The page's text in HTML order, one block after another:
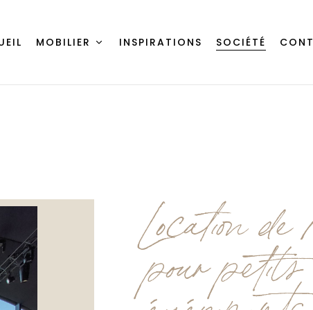
MOBILIER INSPIRATIONS SOCIÉTÉ
Location de
pour petits